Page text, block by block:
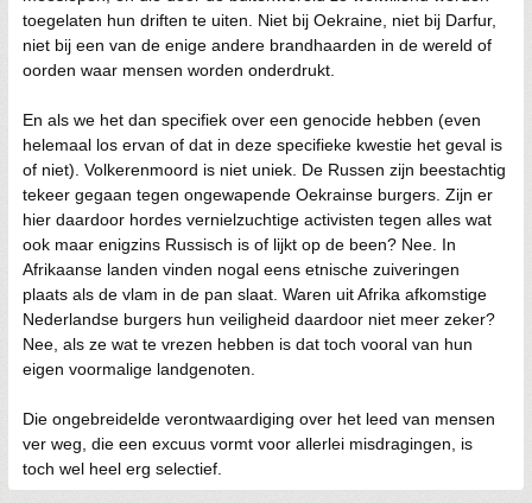
toegelaten hun driften te uiten. Niet bij Oekraine, niet bij Darfur,
niet bij een van de enige andere brandhaarden in de wereld of
oorden waar mensen worden onderdrukt.
En als we het dan specifiek over een genocide hebben (even
helemaal los ervan of dat in deze specifieke kwestie het geval is
of niet). Volkerenmoord is niet uniek. De Russen zijn beestachtig
tekeer gegaan tegen ongewapende Oekrainse burgers. Zijn er
hier daardoor hordes vernielzuchtige activisten tegen alles wat
ook maar enigzins Russisch is of lijkt op de been? Nee. In
Afrikaanse landen vinden nogal eens etnische zuiveringen
plaats als de vlam in de pan slaat. Waren uit Afrika afkomstige
Nederlandse burgers hun veiligheid daardoor niet meer zeker?
Nee, als ze wat te vrezen hebben is dat toch vooral van hun
eigen voormalige landgenoten.
Die ongebreidelde verontwaardiging over het leed van mensen
ver weg, die een excuus vormt voor allerlei misdragingen, is
toch wel heel erg selectief.